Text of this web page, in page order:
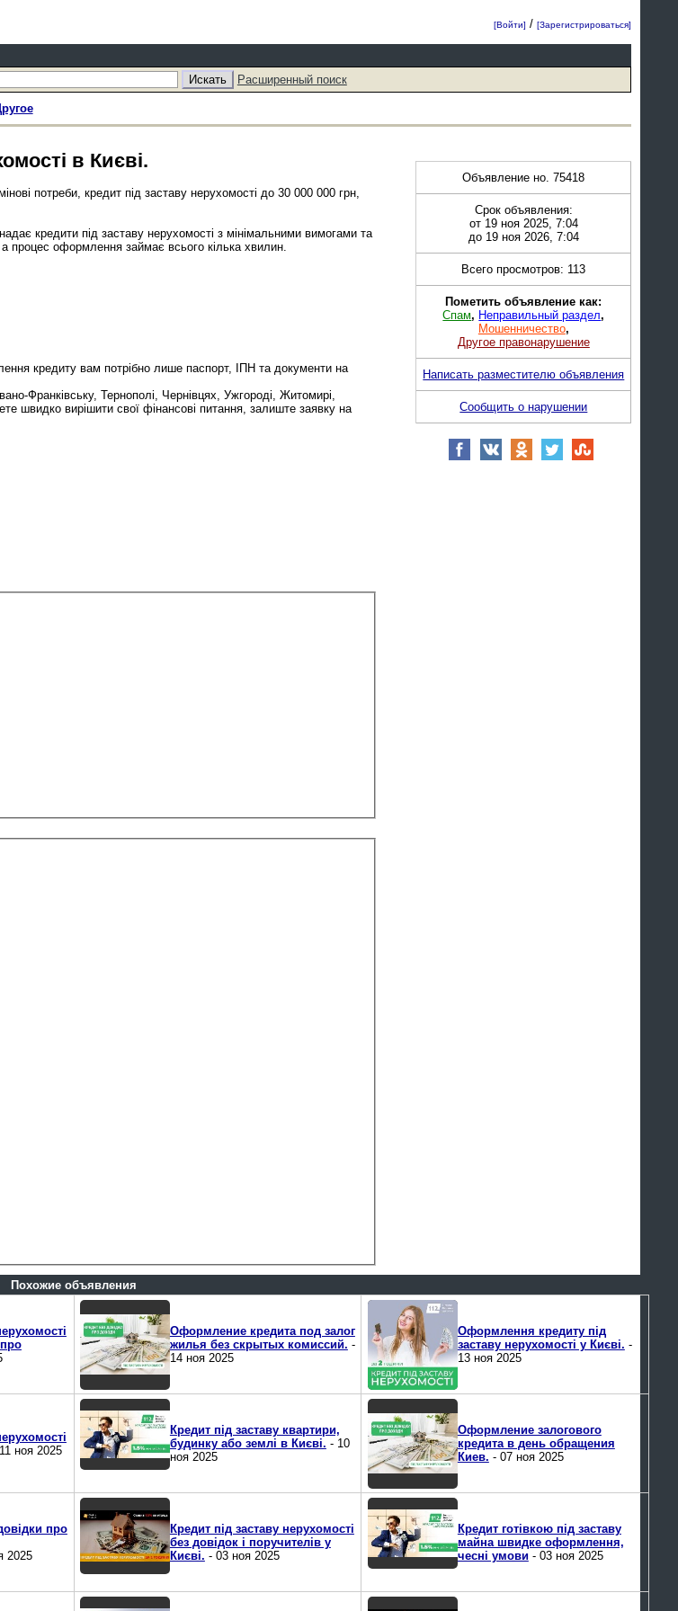
[Войти] /[Зарегистрироваться]
Расширенный поиск
в Києві.
потреби, кредит під заставу нерухомості до 30 000 000 грн,
кредити під заставу нерухомості з мінімальними вимогами та
процес оформлення займає всього кілька хвилин.
кредиту вам потрібно лише паспорт, ІПН та документи на
Франківську, Тернополі, Чернівцях, Ужгороді, Житомирі,
швидко вирішити свої фінансові питання, залиште заявку на
Объявление но. 75418
Срок объявления:
от 19 ноя 2025, 7:04
до 19 ноя 2026, 7:04
Всего просмотров: 113
Пометить объявление как:
Спам, Неправильный раздел,
Мошенничество,
Другое правонарушение
Написать разместителю объявления
Сообщить о нарушении
Похожие объявления
Оформление кредита под залог
жилья без скрытых комиссий. -
14 ноя 2025
Оформлення кредиту під
заставу нерухомості у Києві. -
13 ноя 2025
ноя 2025
Кредит під заставу квартири,
будинку або землі в Києві. - 10
ноя 2025
Оформление залогового
кредита в день обращения
Киев. - 07 ноя 2025
про
2025
Кредит під заставу нерухомості
без довідок і поручителів у
Києві. - 03 ноя 2025
Кредит готівкою під заставу
майна швидке оформлення,
чесні умови- 03 ноя 2025